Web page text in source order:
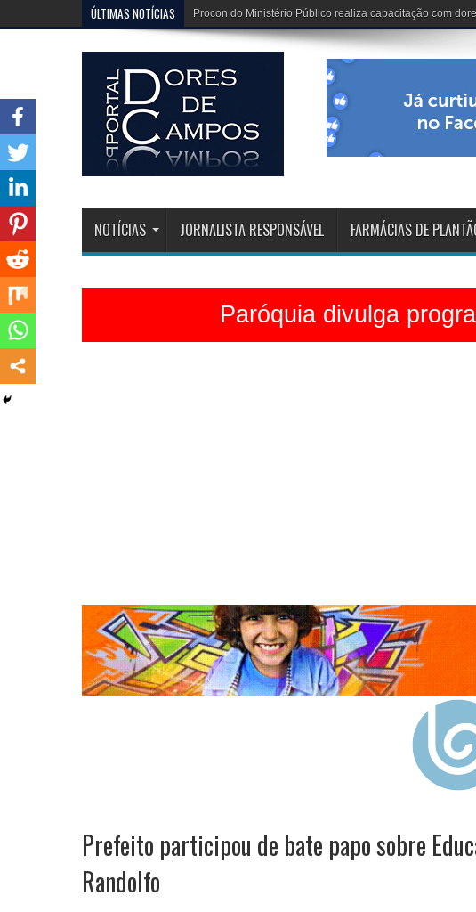
ÚLTIMAS NOTÍCIAS Dona Dirinha celebra uma marca extraordinária: 102 anos
NOTÍCIAS JORNALISTA RESPONSÁVEL FARMÁCIAS DE
Paróquia divulga
Prefeito participou de bate papo sobre
Randolfo